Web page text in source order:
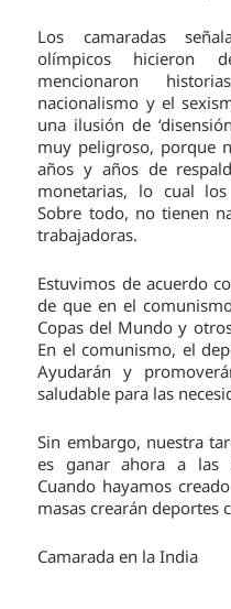
Los camaradas
olímpicos hicieron
mencionaron
nacionalismo y el
una ilusión de
muy peligroso, porque
años y años de
monetarias, lo cual
Sobre todo, no tienen
trabajadoras.
Estuvimos de acuerdo
de que en el
Copas del Mundo y
En el comunismo, el
Ayudarán y
saludable para las
Sin embargo, nuestra
es ganar ahora a las
Cuando hayamos
masas crearán deportes
Camarada en la India